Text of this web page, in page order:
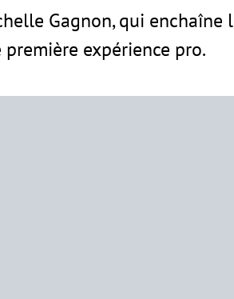
Gagnon, qui enchaîne
expérience pro.